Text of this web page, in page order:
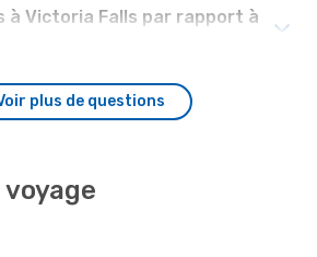
à Victoria Falls par rapport à
plus de questions